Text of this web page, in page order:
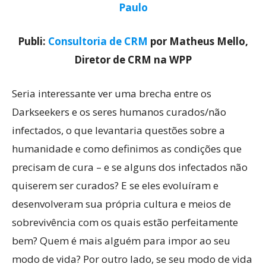
Paulo
Publi: Consultoria de CRM por Matheus Mello,
Diretor de CRM na WPP
Seria interessante ver uma brecha entre os
Darkseekers e os seres humanos curados/não
infectados, o que levantaria questões sobre a
humanidade e como definimos as condições que
precisam de cura – e se alguns dos infectados não
quiserem ser curados? E se eles evoluíram e
desenvolveram sua própria cultura e meios de
sobrevivência com os quais estão perfeitamente
bem? Quem é mais alguém para impor ao seu
modo de vida? Por outro lado, se seu modo de vida